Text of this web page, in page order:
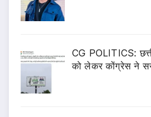
CG POLITICS:
को लेकर कोंग्रेस ने